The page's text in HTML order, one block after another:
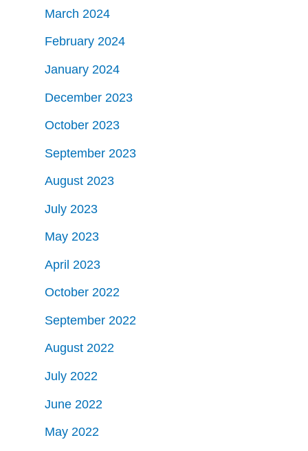
March 2024
February 2024
January 2024
December 2023
October 2023
September 2023
August 2023
July 2023
May 2023
April 2023
October 2022
September 2022
August 2022
July 2022
June 2022
May 2022